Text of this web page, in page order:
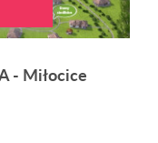
- Miłocice